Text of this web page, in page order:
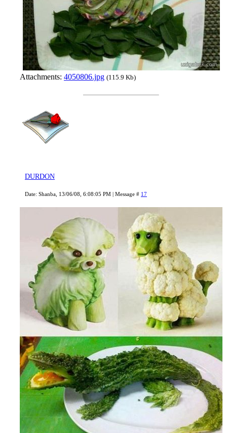
Attachments: 4050806.jpg (115.9 Kb)
DURDON
Date: Shanba, 13/06/08, 6:08:05 PM | Message # 17